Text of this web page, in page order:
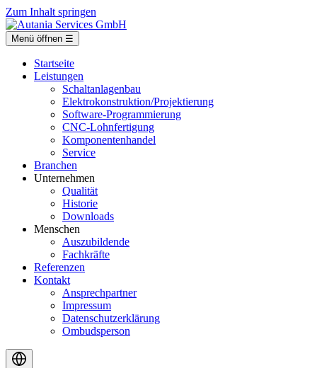
Zum Inhalt springen
Menü öffnen ☰
Startseite
Leistungen
Schaltanlagenbau
Elektrokonstruktion/Projektierung
Software-Programmierung
CNC-Lohnfertigung
Komponentenhandel
Service
Branchen
Unternehmen
Qualität
Historie
Downloads
Menschen
Auszubildende
Fachkräfte
Referenzen
Kontakt
Ansprechpartner
Impressum
Datenschutzerklärung
Ombudsperson